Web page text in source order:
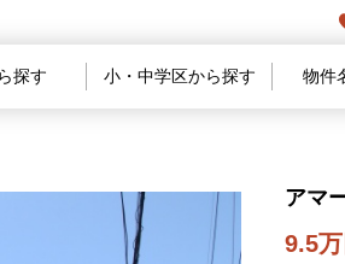
探す 小・中学区から探す 物件
アマ
9.5万